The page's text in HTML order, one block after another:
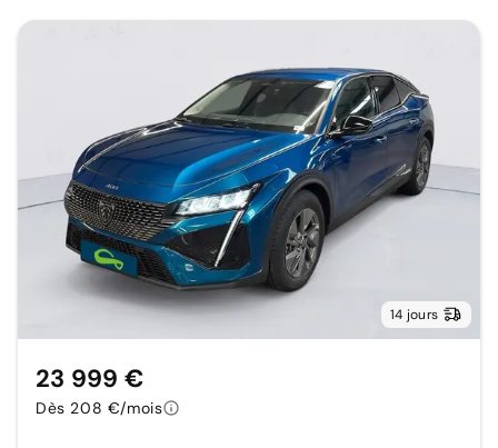
14 jours
23 999 €
Dès 208 €/mois